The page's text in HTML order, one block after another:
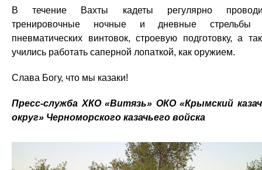
В течение Вахты кадеты регулярно
тренировочные ночные и дневные стрельбы
пневматических винтовок, строевую подготовку, а
учились работать саперной лопаткой, как оружием.
Слава Богу, что мы казаки!
Пресс-служба ХКО «Витязь» ОКО «Крымский
округ» Черноморского казачьего войска